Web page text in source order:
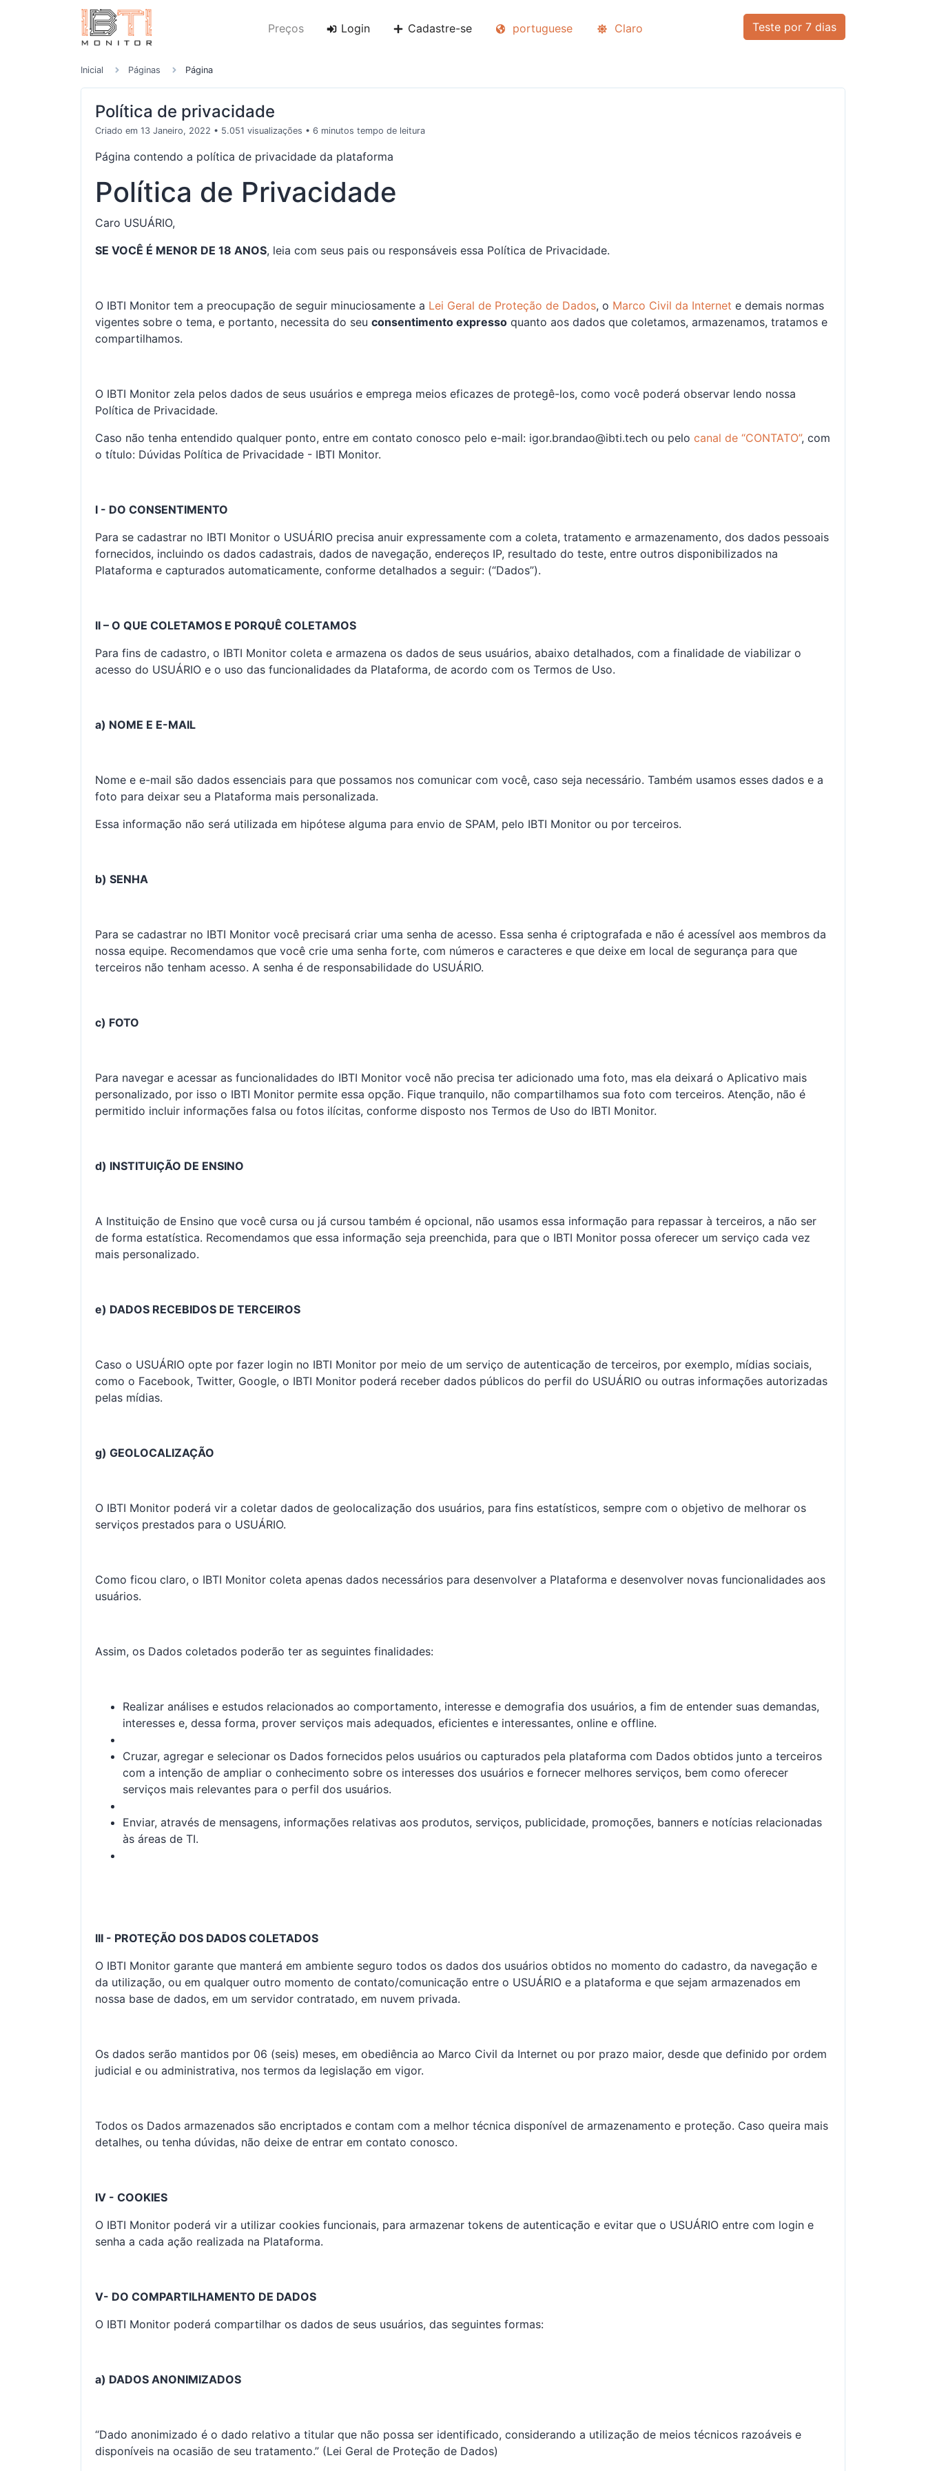
Preços Login Cadastre-se portuguese Claro Teste por 7 dias
Inicial Páginas Página
Política de privacidade
Criado em 13 Janeiro, 2022 • 5.051 visualizações • 6 minutos tempo de leitura
Página contendo a política de privacidade da plataforma
Política de Privacidade
Caro USUÁRIO,
SE VOCÊ É MENOR DE 18 ANOS, leia com seus pais ou responsáveis essa Política de Privacidade.
O IBTI Monitor tem a preocupação de seguir minuciosamente a Lei Geral de Proteção de Dados, o Marco Civil da Internet e demais normas
vigentes sobre o tema, e portanto, necessita do seu consentimento expresso quanto aos dados que coletamos, armazenamos, tratamos e
compartilhamos.
O IBTI Monitor zela pelos dados de seus usuários e emprega meios eficazes de protegê-los, como você poderá observar lendo nossa
Política de Privacidade.
Caso não tenha entendido qualquer ponto, entre em contato conosco pelo e-mail: igor.brandao@ibti.tech ou pelo canal de “CONTATO”, com
o título: Dúvidas Política de Privacidade - IBTI Monitor.
I - DO CONSENTIMENTO
Para se cadastrar no IBTI Monitor o USUÁRIO precisa anuir expressamente com a coleta, tratamento e armazenamento, dos dados pessoais
fornecidos, incluindo os dados cadastrais, dados de navegação, endereços IP, resultado do teste, entre outros disponibilizados na
Plataforma e capturados automaticamente, conforme detalhados a seguir: (“Dados”).
II – O QUE COLETAMOS E PORQUÊ COLETAMOS
Para fins de cadastro, o IBTI Monitor coleta e armazena os dados de seus usuários, abaixo detalhados, com a finalidade de viabilizar o
acesso do USUÁRIO e o uso das funcionalidades da Plataforma, de acordo com os Termos de Uso.
a) NOME E E-MAIL
Nome e e-mail são dados essenciais para que possamos nos comunicar com você, caso seja necessário. Também usamos esses dados e a
foto para deixar seu a Plataforma mais personalizada.
Essa informação não será utilizada em hipótese alguma para envio de SPAM, pelo IBTI Monitor ou por terceiros.
b) SENHA
Para se cadastrar no IBTI Monitor você precisará criar uma senha de acesso. Essa senha é criptografada e não é acessível aos membros da
nossa equipe. Recomendamos que você crie uma senha forte, com números e caracteres e que deixe em local de segurança para que
terceiros não tenham acesso. A senha é de responsabilidade do USUÁRIO.
c) FOTO
Para navegar e acessar as funcionalidades do IBTI Monitor você não precisa ter adicionado uma foto, mas ela deixará o Aplicativo mais
personalizado, por isso o IBTI Monitor permite essa opção. Fique tranquilo, não compartilhamos sua foto com terceiros. Atenção, não é
permitido incluir informações falsa ou fotos ilícitas, conforme disposto nos Termos de Uso do IBTI Monitor.
d) INSTITUIÇÃO DE ENSINO
A Instituição de Ensino que você cursa ou já cursou também é opcional, não usamos essa informação para repassar à terceiros, a não ser
de forma estatística. Recomendamos que essa informação seja preenchida, para que o IBTI Monitor possa oferecer um serviço cada vez
mais personalizado.
e) DADOS RECEBIDOS DE TERCEIROS
Caso o USUÁRIO opte por fazer login no IBTI Monitor por meio de um serviço de autenticação de terceiros, por exemplo, mídias sociais,
como o Facebook, Twitter, Google, o IBTI Monitor poderá receber dados públicos do perfil do USUÁRIO ou outras informações autorizadas
pelas mídias.
g) GEOLOCALIZAÇÃO
O IBTI Monitor poderá vir a coletar dados de geolocalização dos usuários, para fins estatísticos, sempre com o objetivo de melhorar os
serviços prestados para o USUÁRIO.
Como ficou claro, o IBTI Monitor coleta apenas dados necessários para desenvolver a Plataforma e desenvolver novas funcionalidades aos
usuários.
Assim, os Dados coletados poderão ter as seguintes finalidades:
Realizar análises e estudos relacionados ao comportamento, interesse e demografia dos usuários, a fim de entender suas demandas,
interesses e, dessa forma, prover serviços mais adequados, eficientes e interessantes, online e offline.
Cruzar, agregar e selecionar os Dados fornecidos pelos usuários ou capturados pela plataforma com Dados obtidos junto a terceiros
com a intenção de ampliar o conhecimento sobre os interesses dos usuários e fornecer melhores serviços, bem como oferecer
serviços mais relevantes para o perfil dos usuários.
Enviar, através de mensagens, informações relativas aos produtos, serviços, publicidade, promoções, banners e notícias relacionadas
às áreas de TI.
III - PROTEÇÃO DOS DADOS COLETADOS
O IBTI Monitor garante que manterá em ambiente seguro todos os dados dos usuários obtidos no momento do cadastro, da navegação e
da utilização, ou em qualquer outro momento de contato/comunicação entre o USUÁRIO e a plataforma e que sejam armazenados em
nossa base de dados, em um servidor contratado, em nuvem privada.
Os dados serão mantidos por 06 (seis) meses, em obediência ao Marco Civil da Internet ou por prazo maior, desde que definido por ordem
judicial e ou administrativa, nos termos da legislação em vigor.
Todos os Dados armazenados são encriptados e contam com a melhor técnica disponível de armazenamento e proteção. Caso queira mais
detalhes, ou tenha dúvidas, não deixe de entrar em contato conosco.
IV - COOKIES
O IBTI Monitor poderá vir a utilizar cookies funcionais, para armazenar tokens de autenticação e evitar que o USUÁRIO entre com login e
senha a cada ação realizada na Plataforma.
V- DO COMPARTILHAMENTO DE DADOS
O IBTI Monitor poderá compartilhar os dados de seus usuários, das seguintes formas:
a) DADOS ANONIMIZADOS
“Dado anonimizado é o dado relativo a titular que não possa ser identificado, considerando a utilização de meios técnicos razoáveis e
disponíveis na ocasião de seu tratamento.” (Lei Geral de Proteção de Dados)